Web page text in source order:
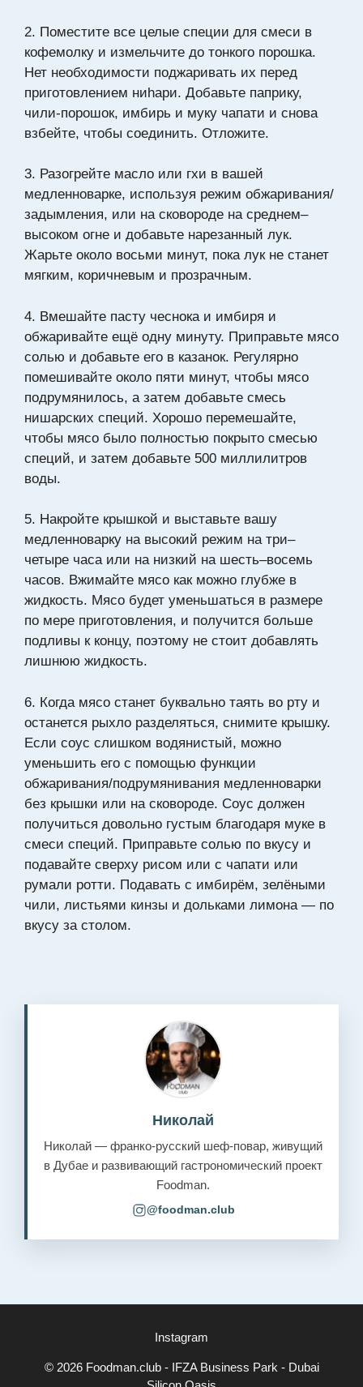
2. Поместите все целые специи для смеси в
кофемолку и измельчите до тонкого порошка.
Нет необходимости поджаривать их перед
приготовлением ниhари. Добавьте паприку,
чили-порошок, имбирь и муку чапати и снова
взбейте, чтобы соединить. Отложите.
3. Разогрейте масло или гхи в вашей
медленноварке, используя режим обжаривания/
задымления, или на сковороде на среднем–
высоком огне и добавьте нарезанный лук.
Жарьте около восьми минут, пока лук не станет
мягким, коричневым и прозрачным.
4. Вмешайте пасту чеснока и имбиря и
обжаривайте ещё одну минуту. Приправьте мясо
солью и добавьте его в казанок. Регулярно
помешивайте около пяти минут, чтобы мясо
подрумянилось, а затем добавьте смесь
нишарских специй. Хорошо перемешайте,
чтобы мясо было полностью покрыто смесью
специй, и затем добавьте 500 миллилитров
воды.
5. Накройте крышкой и выставьте вашу
медленноварку на высокий режим на три–
четыре часа или на низкий на шесть–восемь
часов. Вжимайте мясо как можно глубже в
жидкость. Мясо будет уменьшаться в размере
по мере приготовления, и получится больше
подливы к концу, поэтому не стоит добавлять
лишнюю жидкость.
6. Когда мясо станет буквально таять во рту и
останется рыхло разделяться, снимите крышку.
Если соус слишком водянистый, можно
уменьшить его с помощью функции
обжаривания/подрумянивания медленноварки
без крышки или на сковороде. Соус должен
получиться довольно густым благодаря муке в
смеси специй. Приправьте солью по вкусу и
подавайте сверху рисом или с чапати или
румали ротти. Подавать с имбирём, зелёными
чили, листьями кинзы и дольками лимона — по
вкусу за столом.
Николай
Николай — франко-русский шеф-повар, живущий
в Дубае и развивающий гастрономический проект
Foodman.
@foodman.club
Instagram
© 2026 Foodman.club - IFZA Business Park - Dubai